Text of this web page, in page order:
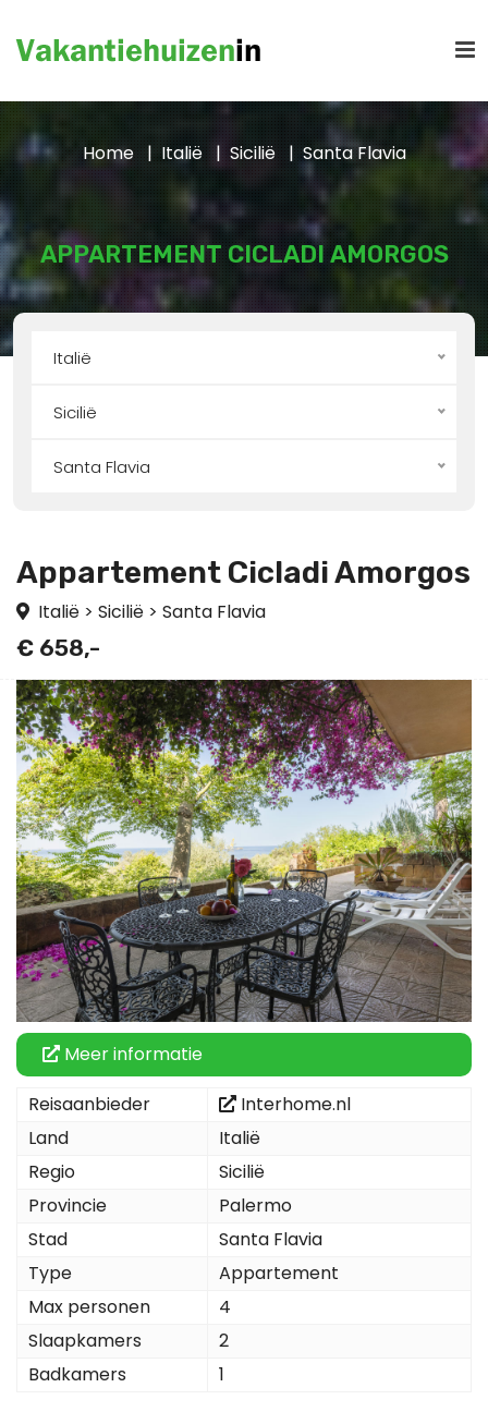
APPARTEMENT CICLADI AMORGOS
Home Italië Sicilië Santa Flavia
Italië
Sicilië
Santa Flavia
Appartement Cicladi Amorgos
Italië > Sicilië > Santa Flavia
€ 658,-
Meer informatie
Reisaanbieder
Interhome.nl
Land
Italië
Regio
Sicilië
Provincie
Palermo
Stad
Santa Flavia
Type
Appartement
Max personen
4
Slaapkamers
2
Badkamers
1